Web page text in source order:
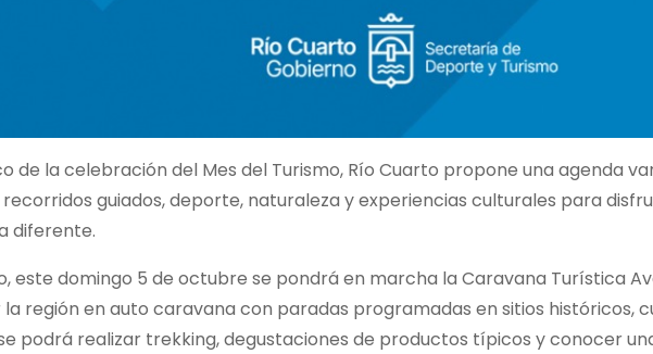
de la celebración del Mes del Turismo, Río Cuarto propone una agenda
guiados, deporte, naturaleza y experiencias culturales para
diferente.
este domingo 5 de octubre se pondrá en marcha la Caravana Turística
región en auto caravana con paradas programadas en sitios históricos,
podrá realizar trekking, degustaciones de productos típicos y conocer